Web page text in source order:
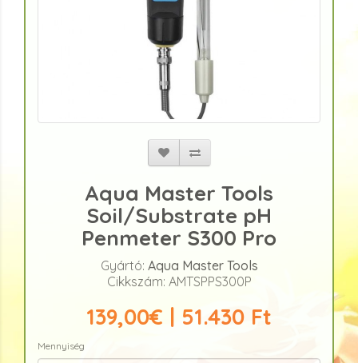
Aqua Master Tools
Soil/Substrate pH
Penmeter S300 Pro
Gyártó: Aqua Master Tools
Cikkszám: AMTSPPS300P
139,00€ | 51.430 Ft
Mennyiség